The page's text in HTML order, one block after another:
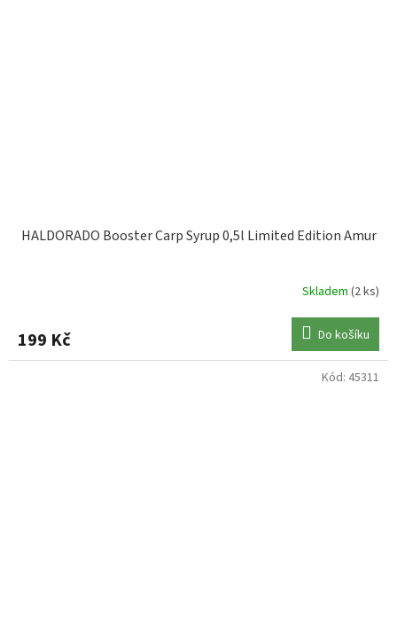
HALDORADO Booster Carp Syrup 0,5l Limited Edition Amur
Skladem (2 ks)
199 Kč Do košíku
Kód: 45311